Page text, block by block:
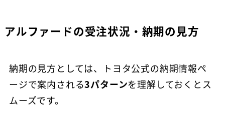
アルファードの受注状況・納期の見方
納期の見方としては、トヨタ公式の納期情報ペ
ージで案内される3パターンを理解しておくとス
ムーズです。